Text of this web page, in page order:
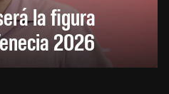
la figura
2026